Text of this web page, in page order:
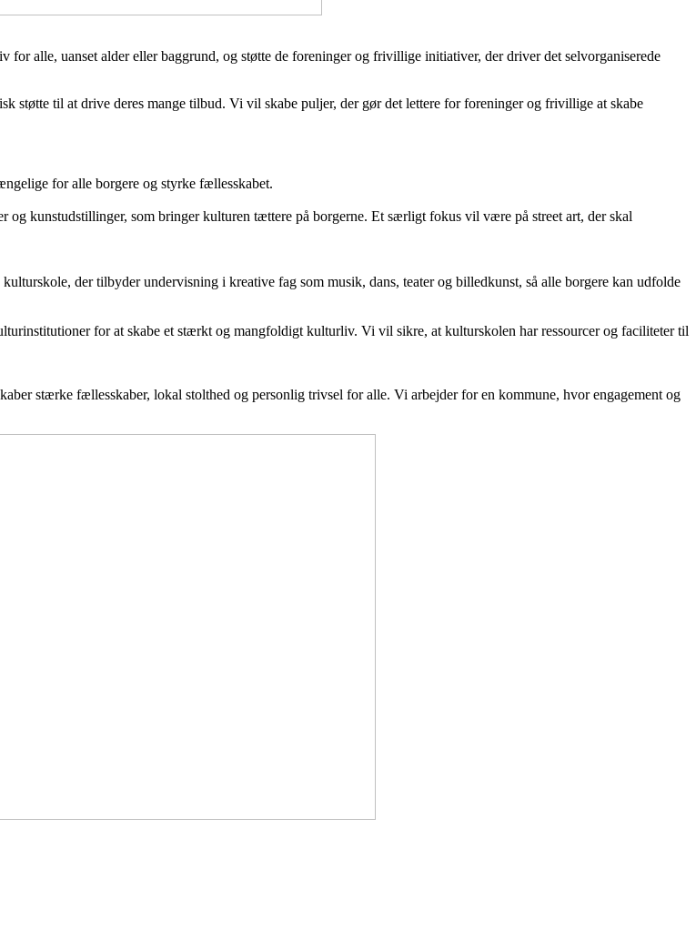
alle, uanset alder eller baggrund, og støtte de foreninger og frivillige initiativer, der driver det selvorganiserede
støtte til at drive deres mange tilbud. Vi vil skabe puljer, der gør det lettere for foreninger og frivillige at skabe
for alle borgere og styrke fællesskabet.
kunstudstillinger, som bringer kulturen tættere på borgerne. Et særligt fokus vil være på street art, der skal
der tilbyder undervisning i kreative fag som musik, dans, teater og billedkunst, så alle borgere kan udfolde
for at skabe et stærkt og mangfoldigt kulturliv. Vi vil sikre, at kulturskolen har ressourcer og faciliteter til
stærke fællesskaber, lokal stolthed og personlig trivsel for alle. Vi arbejder for en kommune, hvor engagement og